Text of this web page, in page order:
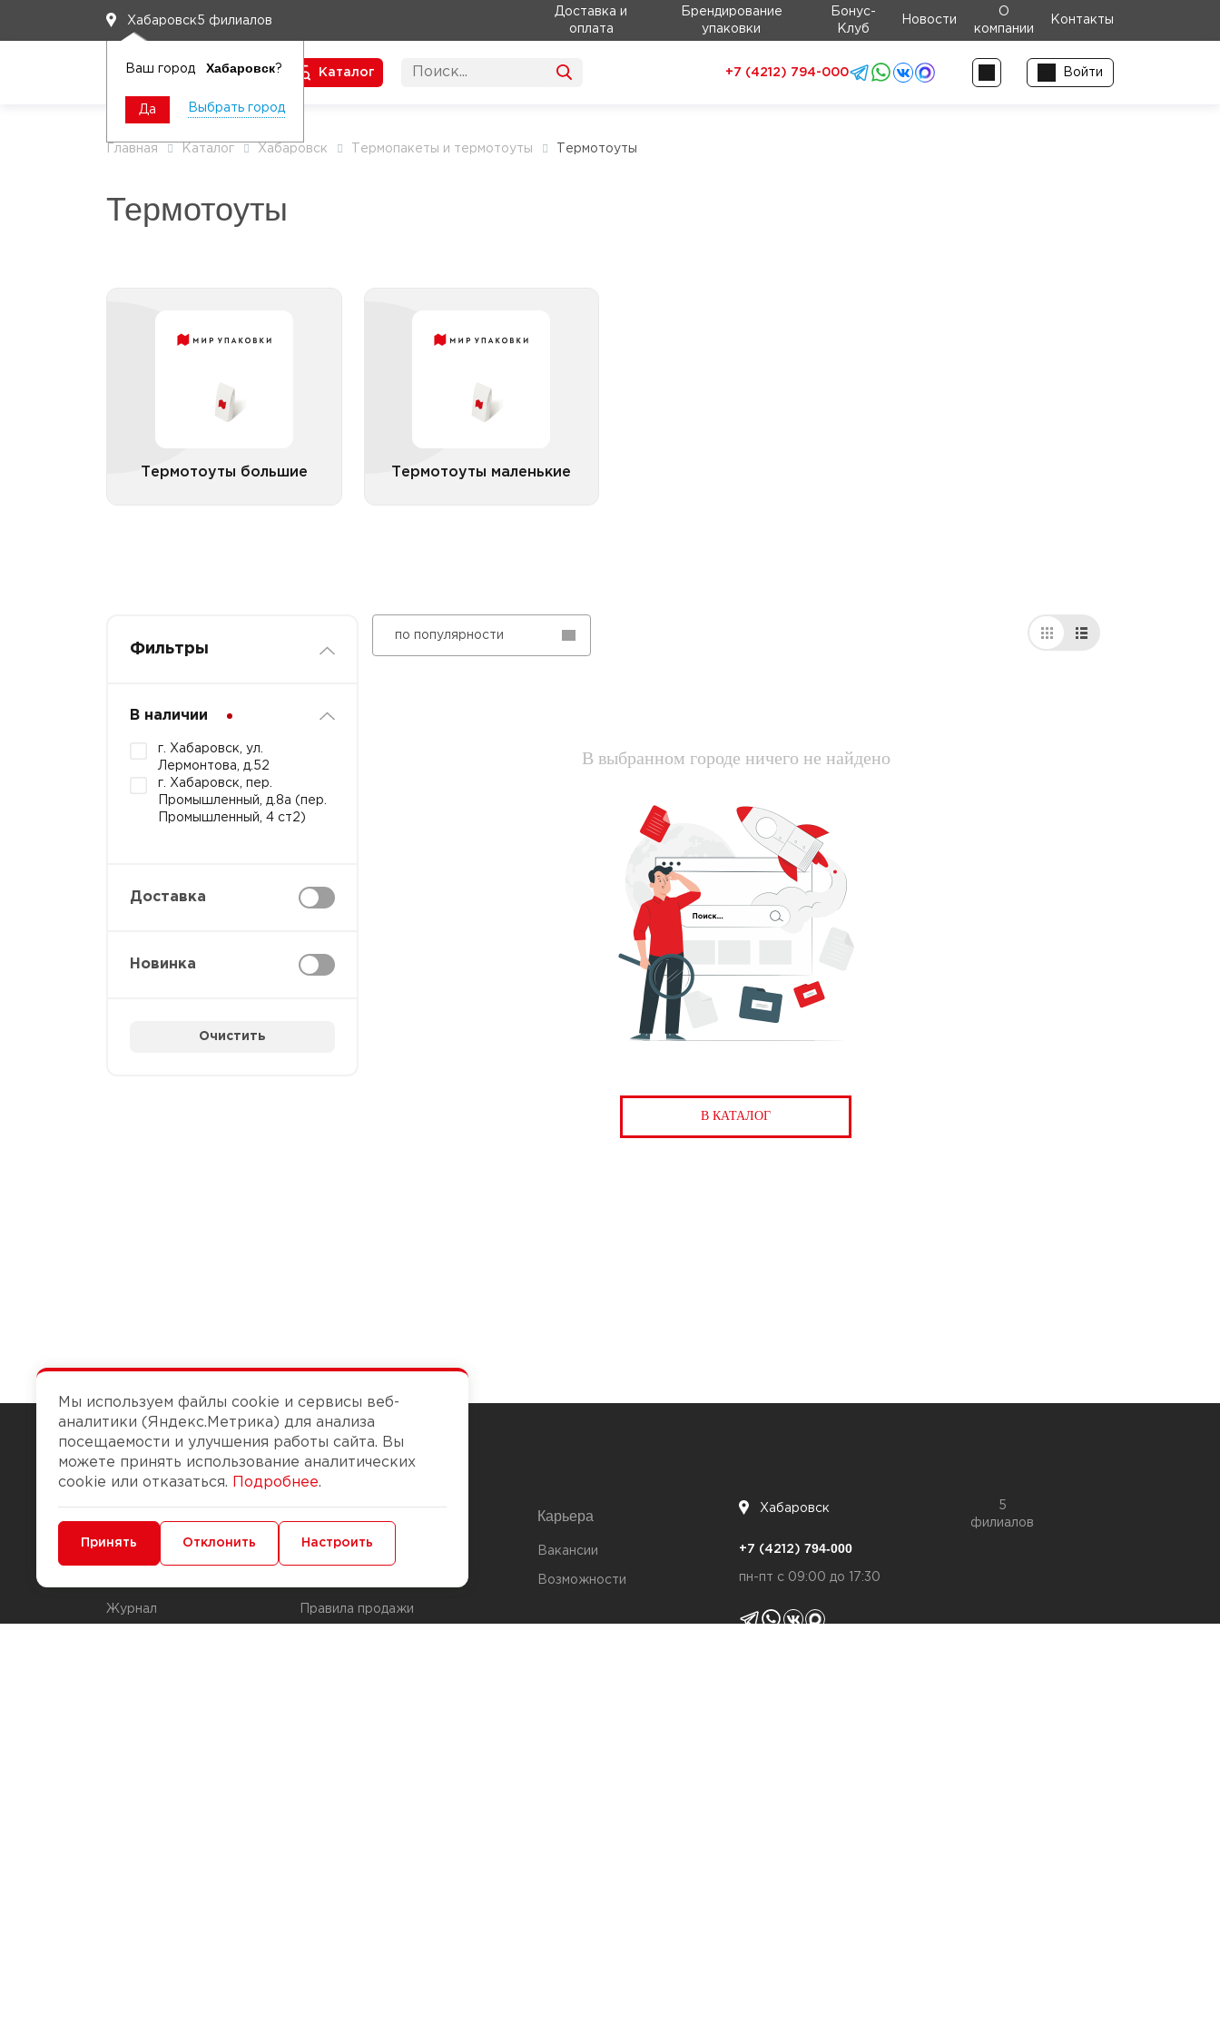
Хабаровск5 филиалов
Ваш город Хабаровск?
Да Выбрать город
Доставка и
оплата
Брендирование
упаковки
Бонус-
Клуб
Новости
О
компании
Контакты
Каталог +7 (4212) 794-000 Войти
Главная Каталог Хабаровск Термопакеты и термотоуты Термотоуты
Термотоуты
Термотоуты большие
Все категории Термотоуты маленькие
Все категории
Фильтры
В наличии
г. Хабаровск, ул.
Лермонтова, д.52
г. Хабаровск, пер.
Промышленный, д.8а (пер.
Промышленный, 4 ст2)
Доставка
Новинка
Очистить
по популярности
В выбранном городе ничего не найдено
В КАТАЛОГ
Чтобы вам легко работалось
Журнал
Доставка и оплата
Правила продажи
Карьера
Вакансии
Возможности
Хабаровск
5
филиалов
+7 (4212) 794-000
пн-пт с 09:00 до 17:30
Мы используем файлы cookie и сервисы веб-
аналитики (Яндекс.Метрика) для анализа
посещаемости и улучшения работы сайта. Вы
можете принять использование аналитических
cookie или отказаться.
Подробнее.
Минимальные Функциональные/Аналитические
Принять Отклонить Настроить